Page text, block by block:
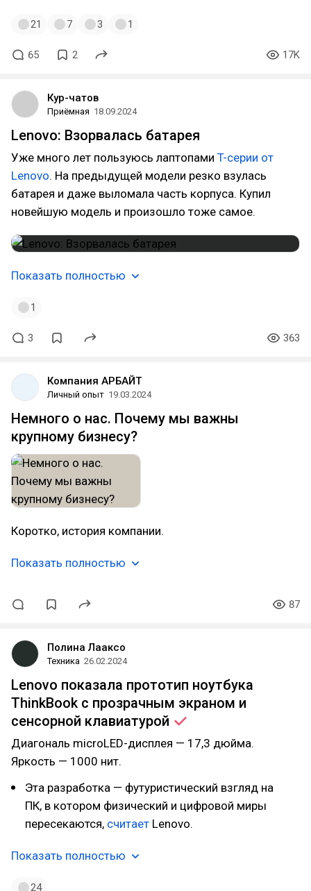
21 7 3 1
65 2 17K
Кур-чатов
Приёмная 18.09.2024
Lenovo: Взорвалась батарея
Уже много лет пользуюсь лаптопами T-серии от
Lenovo. На предыдущей модели резко взулась
батарея и даже выломала часть корпуса. Купил
новейшую модель и произошло тоже самое.
Показать полностью
1
3 363
Компания АРБАЙТ
Личный опыт 19.03.2024
Немного о нас. Почему мы важны
крупному бизнесу?
Коротко, история компании.
Показать полностью
87
Полина Лааксо
Техника 26.02.2024
Lenovo показала прототип ноутбука
ThinkBook с прозрачным экраном и
сенсорной клавиатурой
Диагональ microLED-дисплея — 17,3 дюйма.
Яркость — 1000 нит.
Эта разработка — футуристический взгляд на
ПК, в котором физический и цифровой миры
пересекаются, считает Lenovo.
Показать полностью
24